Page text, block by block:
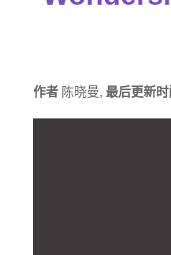
作者 陈晓曼, 最后更新时